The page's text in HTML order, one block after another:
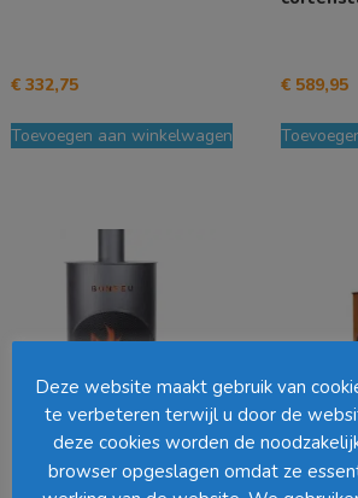
€332,75
Toevoegen aan winkelwagen
€589,95
BonFeu Tuinhaard BonTon
BonFeu
Deze website maakt gebruik van
te verbeteren terwijl u door de
deze cookies worden de
browser opgeslagen omdat ze